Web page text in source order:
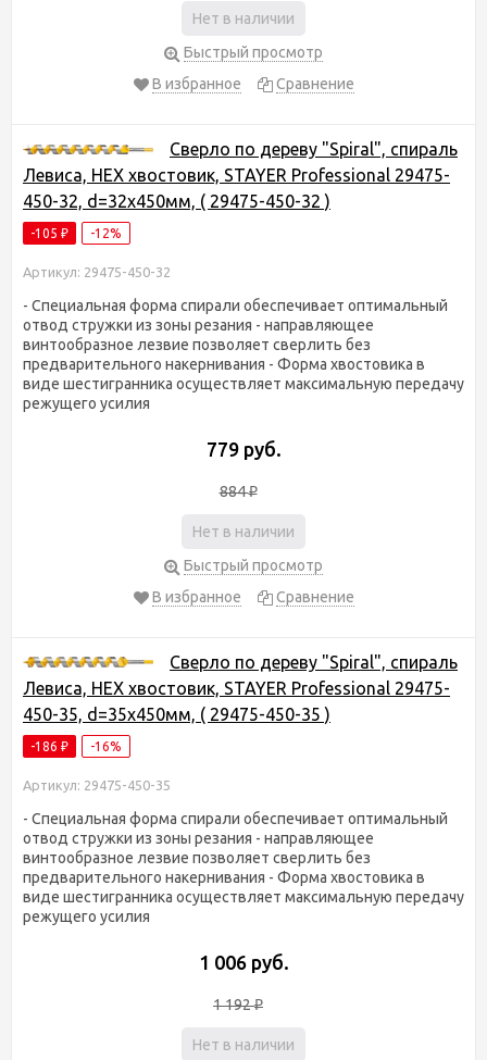
Нет в наличии
Быстрый просмотр
В избранное
Сравнение
Сверло по дереву "Spiral", спираль
Левиса, HEX хвостовик, STAYER Professional 29475-
450-32, d=32х450мм, ( 29475-450-32 )
-105 ₽ -12%
Артикул: 29475-450-32
- Специальная форма спирали обеспечивает оптимальный
отвод стружки из зоны резания - направляющее
винтообразное лезвие позволяет сверлить без
предварительного накернивания - Форма хвостовика в
виде шестигранника осуществляет максимальную передачу
режущего усилия
779 руб.
884₽
Нет в наличии
Быстрый просмотр
В избранное
Сравнение
Сверло по дереву "Spiral", спираль
Левиса, HEX хвостовик, STAYER Professional 29475-
450-35, d=35х450мм, ( 29475-450-35 )
-186 ₽ -16%
Артикул: 29475-450-35
- Специальная форма спирали обеспечивает оптимальный
отвод стружки из зоны резания - направляющее
винтообразное лезвие позволяет сверлить без
предварительного накернивания - Форма хвостовика в
виде шестигранника осуществляет максимальную передачу
режущего усилия
1 006 руб.
1 192₽
Нет в наличии